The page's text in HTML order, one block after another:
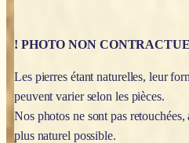
! PHOTO NON
Les pierres étant naturelles, leur
peuvent varier selon les pièces.
Nos photos ne sont pas
plus naturel possible.